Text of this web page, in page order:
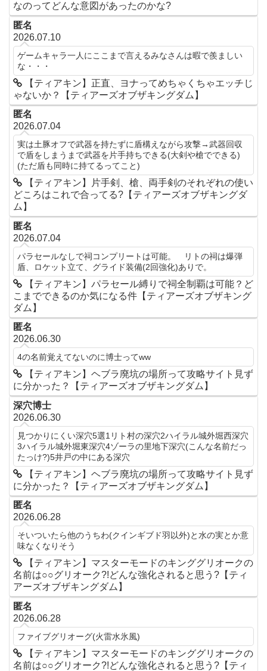
なのってどんな意図があったのかな?
匿名
2026.07.10
ゲームキャラ一人にここまで言えるみなさんは暇で羨ましい
な・・・
【ティアキン】正直、ヨナってめちゃくちゃエッチじ
ゃないか？【ティアーズオブザキングダム】
匿名
2026.07.04
実は土豚オフで武器を持たずに盾構えながら攻撃→武器回収
で盾をしまうまで武器を片手持ちできる(大剣や槍でできる)
(ただ盾も同時に持てるってこと)
【ティアキン】片手剣、槍、両手剣のそれぞれの使い
どころはこれで合ってる?【ティアーズオブザキングダ
ム】
匿名
2026.07.04
パラセールなしで祠コンプリートは可能。 リトの祠は爆弾
盾、ロケット立て、グライド装備(2回強化)ありで。
【ティアキン】パラセール縛りで祠全制覇は可能？ど
こまでできるのか気になる件【ティアーズオブザキング
ダム】
匿名
2026.06.30
4の名前覚えてないのに博士ってww
【ティアキン】ヘブラ廃坑の場所って攻略サイト見ず
に分かった？【ティアーズオブザキングダム】
深穴博士
2026.06.30
見つかりにくい深穴5選1リト村の深穴2ハイラル城外堀西深穴
3ハイラル城外堀東深穴4ゾーラの里地下深穴(こんな名前だっ
たっけ?)5井戸の中にある深穴
【ティアキン】ヘブラ廃坑の場所って攻略サイト見ず
に分かった？【ティアーズオブザキングダム】
匿名
2026.06.28
そいついたら他のうちわ(クインギブド羽以外)と水の実とか意
味なくなりそう
【ティアキン】マスターモードのキンググリオークの
名前は○○グリオーク?!どんな強化されると思う?【ティ
アーズオブザキングダム】
匿名
2026.06.28
ファイブグリオーグ(火雷水氷風)
【ティアキン】マスターモードのキンググリオークの
名前は○○グリオーク?!どんな強化されると思う?【ティ